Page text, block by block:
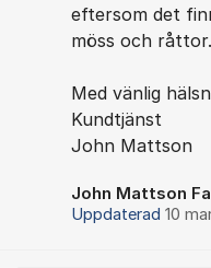
eftersom det
möss och råttor.
Med vänlig
Kundtjänst
John Mattson
John Mattson
Uppdaterad 10